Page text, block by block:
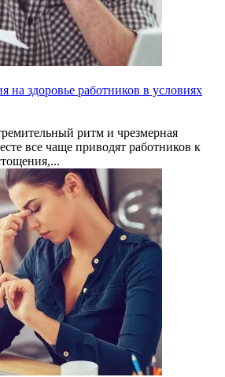
на здоровье работников в условиях
ритм и чрезмерная
все чаще приво­дят работников к